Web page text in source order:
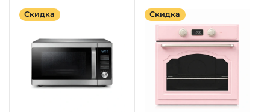
Скидка Скидка